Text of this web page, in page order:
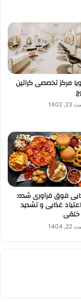
مرکز تخصصی کراتین
فوق فرآوری شده:
غذایی و تشدید
خلقی